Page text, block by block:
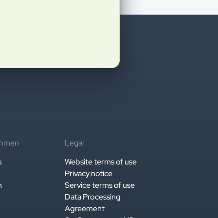
Legal
Website terms of use
Privacy notice
Service terms of use
Data Processing
Agreement